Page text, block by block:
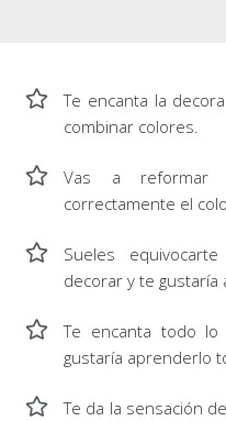
Te encanta la
combinar colores.
Vas a reformar
correctamente el
Sueles
decorar y te gustaría
Te encanta todo
gustaría aprenderlo
Te da la sensación